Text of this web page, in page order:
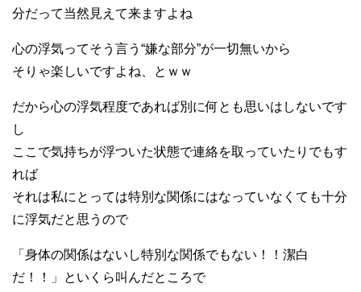
分だって当然見えて来ますよね
心の浮気ってそう言う“嫌な部分”が一切無いから
そりゃ楽しいですよね、とｗｗ
だから心の浮気程度であれば別に何とも思いはしないです
し
ここで気持ちが浮ついた状態で連絡を取っていたりでもす
れば
それは私にとっては特別な関係にはなっていなくても十分
に浮気だと思うので
「身体の関係はないし特別な関係でもない！！潔白
だ！！」といくら叫んだところで